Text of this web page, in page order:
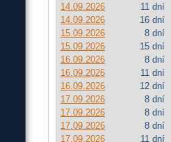
14.09.2026
11 dní
14.09.2026
16 dní
15.09.2026
8 dní
15.09.2026
15 dní
16.09.2026
8 dní
16.09.2026
11 dní
16.09.2026
12 dní
17.09.2026
8 dní
17.09.2026
8 dní
17.09.2026
8 dní
17.09.2026
11 dní